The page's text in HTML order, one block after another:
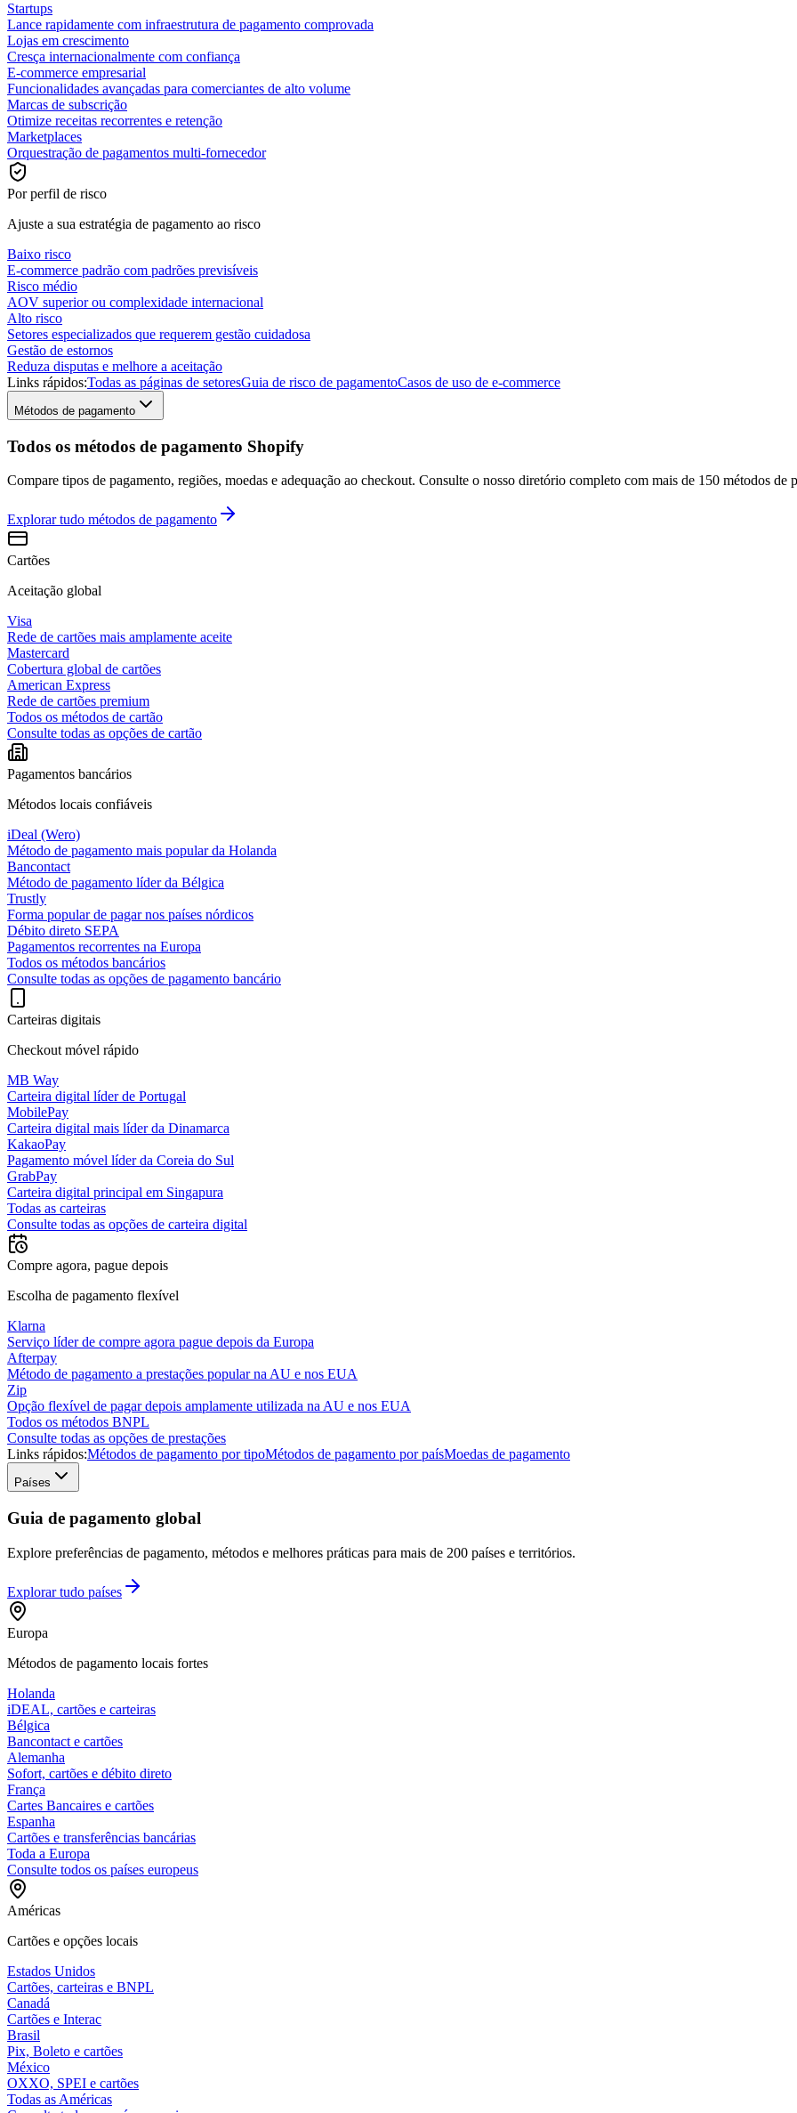
Startups
Lance rapidamente com infraestrutura de pagamento comprovada
Lojas em crescimento
Cresça internacionalmente com confiança
E-commerce empresarial
Funcionalidades avançadas para comerciantes de alto volume
Marcas de subscrição
Otimize receitas recorrentes e retenção
Marketplaces
Orquestração de pagamentos multi-fornecedor
Por perfil de risco
Ajuste a sua estratégia de pagamento ao risco
Baixo risco
E-commerce padrão com padrões previsíveis
Risco médio
AOV superior ou complexidade internacional
Alto risco
Setores especializados que requerem gestão cuidadosa
Gestão de estornos
Reduza disputas e melhore a aceitação
Links rápidos:Todas as páginas de setoresGuia de risco de pagamentoCasos de uso de e-commerce
Métodos de pagamento
Todos os métodos de pagamento Shopify
Compare tipos de pagamento, regiões, moedas e adequação ao checkout. Consulte o nosso diretório completo com mais de 150 métodos de
Explorar tudo métodos de pagamento
Cartões
Aceitação global
Visa
Rede de cartões mais amplamente aceite
Mastercard
Cobertura global de cartões
American Express
Rede de cartões premium
Todos os métodos de cartão
Consulte todas as opções de cartão
Pagamentos bancários
Métodos locais confiáveis
iDeal (Wero)
Método de pagamento mais popular da Holanda
Bancontact
Método de pagamento líder da Bélgica
Trustly
Forma popular de pagar nos países nórdicos
Débito direto SEPA
Pagamentos recorrentes na Europa
Todos os métodos bancários
Consulte todas as opções de pagamento bancário
Carteiras digitais
Checkout móvel rápido
MB Way
Carteira digital líder de Portugal
MobilePay
Carteira digital mais líder da Dinamarca
KakaoPay
Pagamento móvel líder da Coreia do Sul
GrabPay
Carteira digital principal em Singapura
Todas as carteiras
Consulte todas as opções de carteira digital
Compre agora, pague depois
Escolha de pagamento flexível
Klarna
Serviço líder de compre agora pague depois da Europa
Afterpay
Método de pagamento a prestações popular na AU e nos EUA
Zip
Opção flexível de pagar depois amplamente utilizada na AU e nos EUA
Todos os métodos BNPL
Consulte todas as opções de prestações
Links rápidos:Métodos de pagamento por tipoMétodos de pagamento por paísMoedas de pagamento
Países
Guia de pagamento global
Explore preferências de pagamento, métodos e melhores práticas para mais de 200 países e territórios.
Explorar tudo países
Europa
Métodos de pagamento locais fortes
Holanda
iDEAL, cartões e carteiras
Bélgica
Bancontact e cartões
Alemanha
Sofort, cartões e débito direto
França
Cartes Bancaires e cartões
Espanha
Cartões e transferências bancárias
Toda a Europa
Consulte todos os países europeus
Américas
Cartões e opções locais
Estados Unidos
Cartões, carteiras e BNPL
Canadá
Cartões e Interac
Brasil
Pix, Boleto e cartões
México
OXXO, SPEI e cartões
Todas as Américas